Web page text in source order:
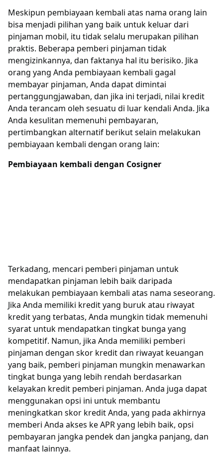
Meskipun pembiayaan kembali atas nama orang lain
bisa menjadi pilihan yang baik untuk keluar dari
pinjaman mobil, itu tidak selalu merupakan pilihan
praktis. Beberapa pemberi pinjaman tidak
mengizinkannya, dan faktanya hal itu berisiko. Jika
orang yang Anda pembiayaan kembali gagal
membayar pinjaman, Anda dapat dimintai
pertanggungjawaban, dan jika ini terjadi, nilai kredit
Anda terancam oleh sesuatu di luar kendali Anda. Jika
Anda kesulitan memenuhi pembayaran,
pertimbangkan alternatif berikut selain melakukan
pembiayaan kembali dengan orang lain:
Pembiayaan kembali dengan Cosigner
Terkadang, mencari pemberi pinjaman untuk
mendapatkan pinjaman lebih baik daripada
melakukan pembiayaan kembali atas nama seseorang.
Jika Anda memiliki kredit yang buruk atau riwayat
kredit yang terbatas, Anda mungkin tidak memenuhi
syarat untuk mendapatkan tingkat bunga yang
kompetitif. Namun, jika Anda memiliki pemberi
pinjaman dengan skor kredit dan riwayat keuangan
yang baik, pemberi pinjaman mungkin menawarkan
tingkat bunga yang lebih rendah berdasarkan
kelayakan kredit pemberi pinjaman. Anda juga dapat
menggunakan opsi ini untuk membantu
meningkatkan skor kredit Anda, yang pada akhirnya
memberi Anda akses ke APR yang lebih baik, opsi
pembayaran jangka pendek dan jangka panjang, dan
manfaat lainnya.